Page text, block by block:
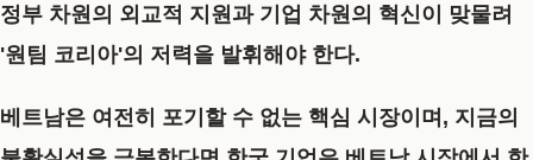
정부 차원의 외교적 지원과 기업 차원의 혁신이 맞물려
'원팀 코리아'의 저력을 발휘해야 한다.
베트남은 여전히 포기할 수 없는 핵심 시장이며, 지금의